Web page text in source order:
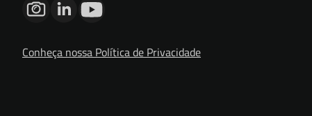
Conheça nossa Política de Privacidade